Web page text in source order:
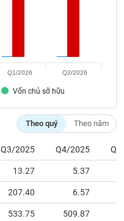
Vốn chủ sỡ hữu
Q1/2026 Q2/2026
Theo quý Theo năm
Q3/2025 Q4/2025
13.27 5.37
207.40 6.57
533.75 509.87